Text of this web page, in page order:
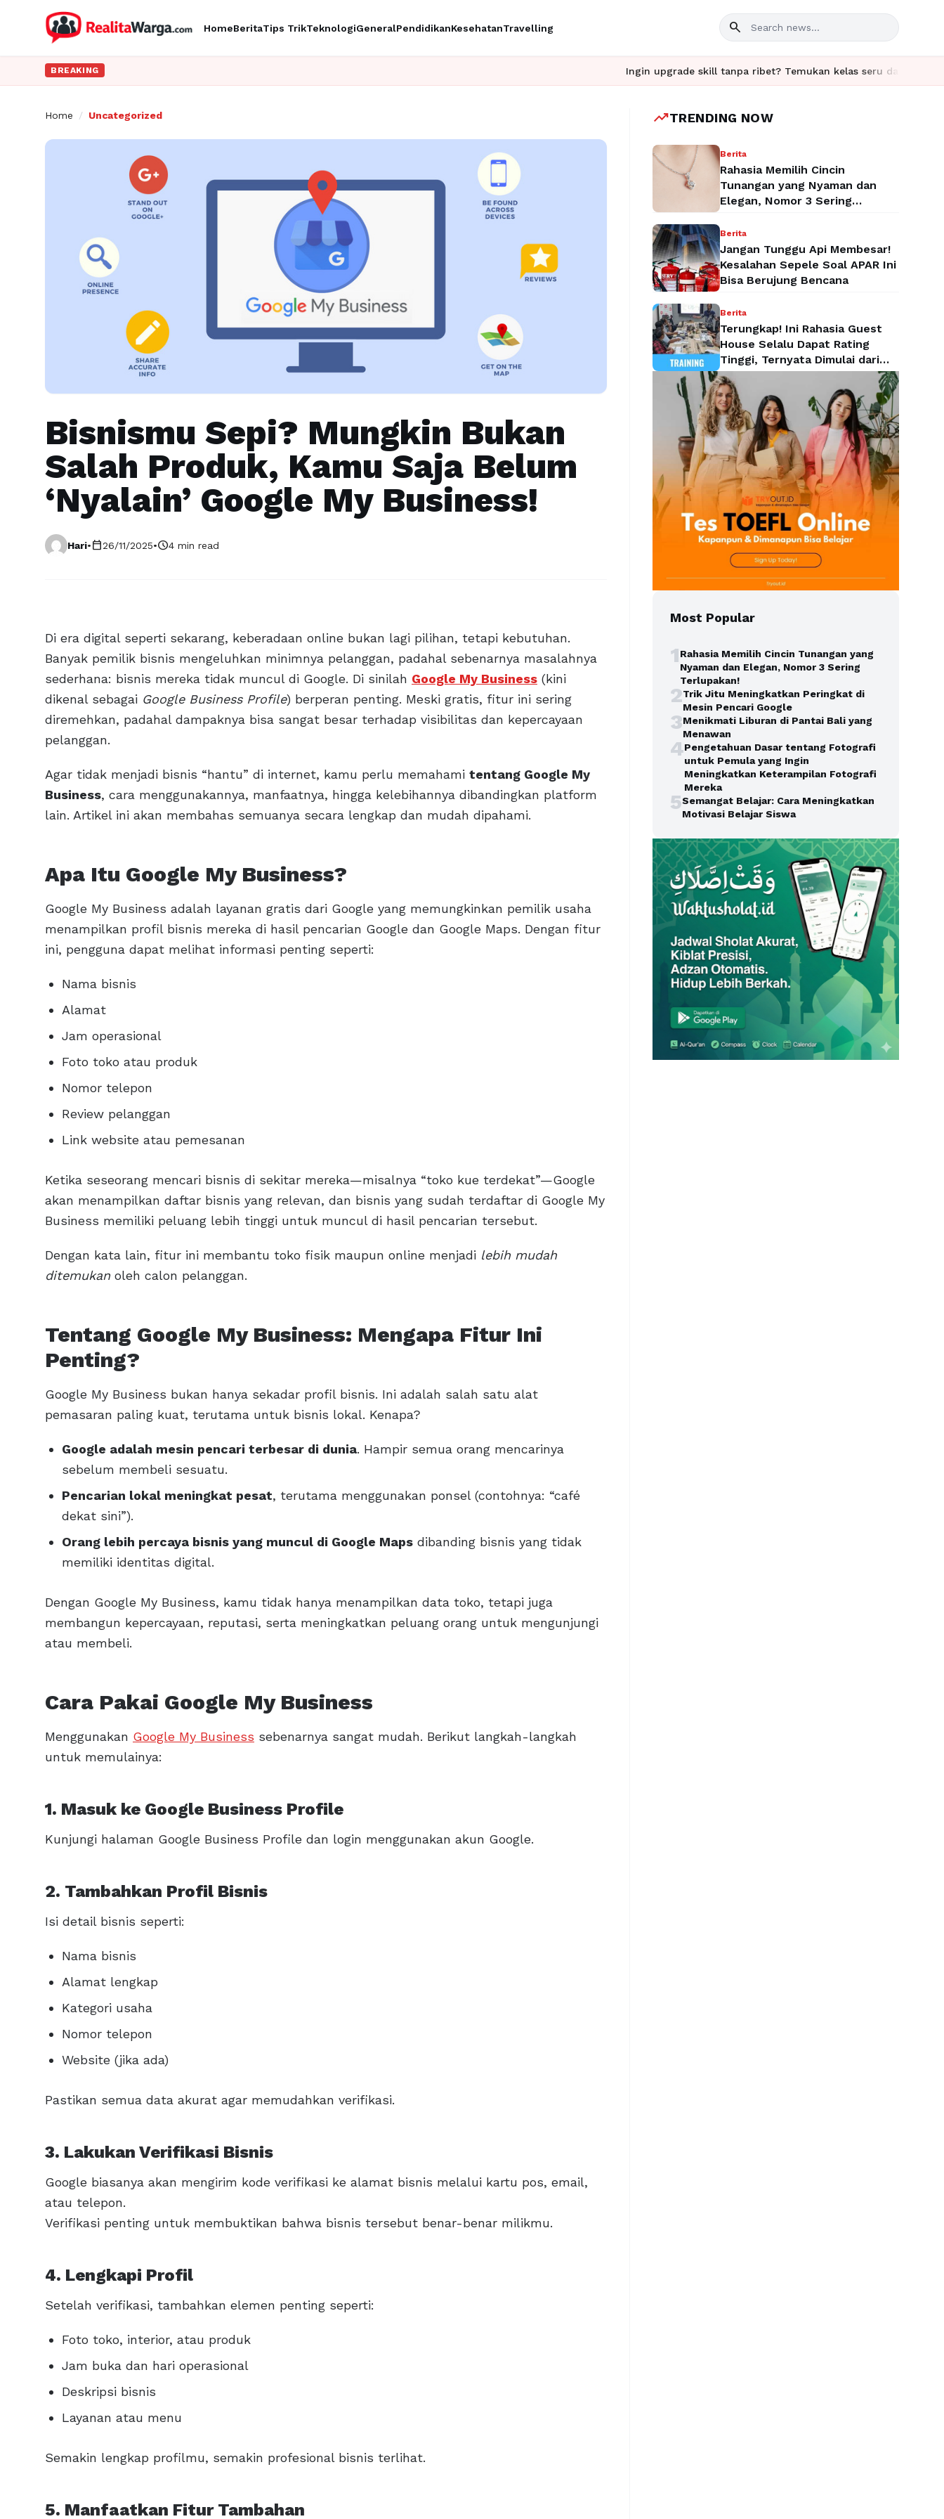
HomeBeritaTips TrikTeknologiGeneralPendidikanKesehatanTravelling search
BREAKING Ingin upgrade skill tanpa ribet? Temukan kelas seru dan materi lengkap
Home / Uncategorized
Bisnismu Sepi? Mungkin Bukan
Salah Produk, Kamu Saja Belum
‘Nyalain’ Google My Business!
Hari•calendar_today26/11/2025•schedule4 min read
Di era digital seperti sekarang, keberadaan online bukan lagi pilihan, tetapi kebutuhan.
Banyak pemilik bisnis mengeluhkan minimnya pelanggan, padahal sebenarnya masalahnya
sederhana: bisnis mereka tidak muncul di Google. Di sinilah Google My Business (kini
dikenal sebagai Google Business Profile) berperan penting. Meski gratis, fitur ini sering
diremehkan, padahal dampaknya bisa sangat besar terhadap visibilitas dan kepercayaan
pelanggan.
Agar tidak menjadi bisnis “hantu” di internet, kamu perlu memahami tentang Google My
Business, cara menggunakannya, manfaatnya, hingga kelebihannya dibandingkan platform
lain. Artikel ini akan membahas semuanya secara lengkap dan mudah dipahami.
Apa Itu Google My Business?
Google My Business adalah layanan gratis dari Google yang memungkinkan pemilik usaha
menampilkan profil bisnis mereka di hasil pencarian Google dan Google Maps. Dengan fitur
ini, pengguna dapat melihat informasi penting seperti:
Nama bisnis
Alamat
Jam operasional
Foto toko atau produk
Nomor telepon
Review pelanggan
Link website atau pemesanan
Ketika seseorang mencari bisnis di sekitar mereka—misalnya “toko kue terdekat”—Google
akan menampilkan daftar bisnis yang relevan, dan bisnis yang sudah terdaftar di Google My
Business memiliki peluang lebih tinggi untuk muncul di hasil pencarian tersebut.
Dengan kata lain, fitur ini membantu toko fisik maupun online menjadi lebih mudah
ditemukan oleh calon pelanggan.
Tentang Google My Business: Mengapa Fitur Ini
Penting?
Google My Business bukan hanya sekadar profil bisnis. Ini adalah salah satu alat
pemasaran paling kuat, terutama untuk bisnis lokal. Kenapa?
Google adalah mesin pencari terbesar di dunia. Hampir semua orang mencarinya
sebelum membeli sesuatu.
Pencarian lokal meningkat pesat, terutama menggunakan ponsel (contohnya: “café
dekat sini”).
Orang lebih percaya bisnis yang muncul di Google Maps dibanding bisnis yang tidak
memiliki identitas digital.
Dengan Google My Business, kamu tidak hanya menampilkan data toko, tetapi juga
membangun kepercayaan, reputasi, serta meningkatkan peluang orang untuk mengunjungi
atau membeli.
Cara Pakai Google My Business
Menggunakan Google My Business sebenarnya sangat mudah. Berikut langkah-langkah
untuk memulainya:
1. Masuk ke Google Business Profile
Kunjungi halaman Google Business Profile dan login menggunakan akun Google.
2. Tambahkan Profil Bisnis
Isi detail bisnis seperti:
Nama bisnis
Alamat lengkap
Kategori usaha
Nomor telepon
Website (jika ada)
Pastikan semua data akurat agar memudahkan verifikasi.
3. Lakukan Verifikasi Bisnis
Google biasanya akan mengirim kode verifikasi ke alamat bisnis melalui kartu pos, email,
atau telepon.
Verifikasi penting untuk membuktikan bahwa bisnis tersebut benar-benar milikmu.
4. Lengkapi Profil
Setelah verifikasi, tambahkan elemen penting seperti:
Foto toko, interior, atau produk
Jam buka dan hari operasional
Deskripsi bisnis
Layanan atau menu
Semakin lengkap profilmu, semakin profesional bisnis terlihat.
5. Manfaatkan Fitur Tambahan
trending_upTRENDING NOW
Berita
Rahasia Memilih Cincin
Tunangan yang Nyaman dan
Elegan, Nomor 3 Sering
Berita
Jangan Tunggu Api Membesar!
Kesalahan Sepele Soal APAR Ini
Bisa Berujung Bencana
Berita
Terungkap! Ini Rahasia Guest
House Selalu Dapat Rating
Tinggi, Ternyata Dimulai dari
Housekeeping
Most Popular
1Rahasia Memilih Cincin Tunangan yang
Nyaman dan Elegan, Nomor 3 Sering
Terlupakan!
2Trik Jitu Meningkatkan Peringkat di
Mesin Pencari Google
3Menikmati Liburan di Pantai Bali yang
Menawan
4Pengetahuan Dasar tentang Fotografi
untuk Pemula yang Ingin
Meningkatkan Keterampilan Fotografi
Mereka
5Semangat Belajar: Cara Meningkatkan
Motivasi Belajar Siswa